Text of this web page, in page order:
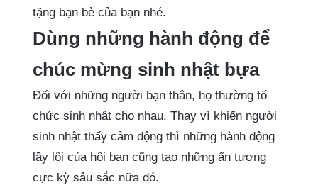
tặng bạn bè của bạn nhé.
Dùng những hành động để
chúc mừng sinh nhật bựa
Đối với những người bạn thân, họ thường tổ
chức sinh nhật cho nhau. Thay vì khiến người
sinh nhật thấy cảm động thì những hành động
lầy lội của hội bạn cũng tạo những ấn tượng
cực kỳ sâu sắc nữa đó.